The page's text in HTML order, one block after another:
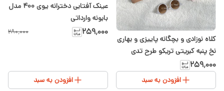
کلاه نوزادی و بچگانه پاییزی و بهاری
نخ پنبه کبریتی تریکو طرح تدی
سفید کرم ۶ماه تا۲سال
۲۵۹٬۰۰۰
افزودن به سبد
عینک آفتابی دخترانه یوی ۴۰۰ مدل
بابونه وارداتی
۲۵۹٬۰۰۰ ۲۸۰٬۰۰۰
افزودن به سبد